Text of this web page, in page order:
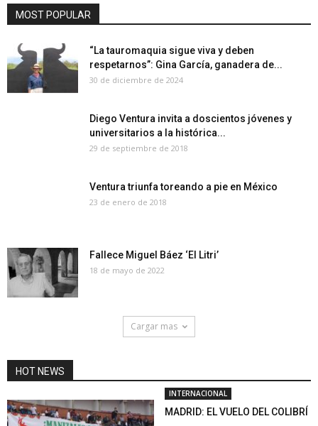
MOST POPULAR
“La tauromaquia sigue viva y deben
respetarnos”: Gina García, ganadera de...
30 de diciembre de 2024
Diego Ventura invita a doscientos jóvenes y
universitarios a la histórica...
29 de septiembre de 2018
Ventura triunfa toreando a pie en México
23 de enero de 2018
Fallece Miguel Báez ‘El Litri’
18 de mayo de 2022
Cargar mas
HOT NEWS
INTERNACIONAL
MADRID: EL VUELO DEL COLIBRÍ